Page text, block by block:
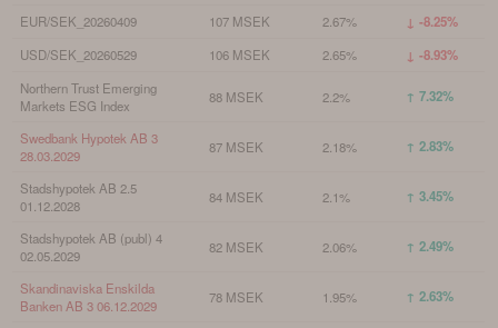
EUR/SEK_20260409 107 MSEK 2.67% ↓ -8.25%
USD/SEK_20260529 106 MSEK 2.65% ↓ -8.93%
Northern Trust Emerging
Markets ESG Index
88 MSEK 2.2% ↑ 7.32%
Swedbank Hypotek AB 3
28.03.2029
87 MSEK 2.18% ↑ 2.83%
Stadshypotek AB 2.5
01.12.2028
84 MSEK 2.1% ↑ 3.45%
Stadshypotek AB (publ) 4
02.05.2029
82 MSEK 2.06% ↑ 2.49%
Skandinaviska Enskilda
Banken AB 3 06.12.2029
78 MSEK 1.95% ↑ 2.63%